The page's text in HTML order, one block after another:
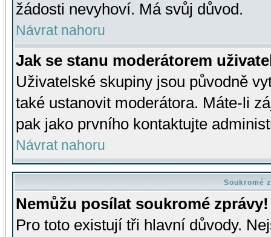
žádosti nevyhoví. Má svůj důvod.
Návrat nahoru
Jak se stanu moderátorem
Uživatelské skupiny jsou původně
také ustanovit moderátora. Máte-li
pak jako prvního kontaktujte
Návrat nahoru
Soukromé
Nemůžu posílat soukromé zprávy!
Pro toto existují tři hlavní důvody.